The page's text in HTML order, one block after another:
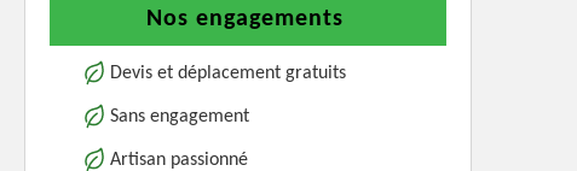
Nos engagements
Devis et déplacement gratuits
Sans engagement
Artisan passionné